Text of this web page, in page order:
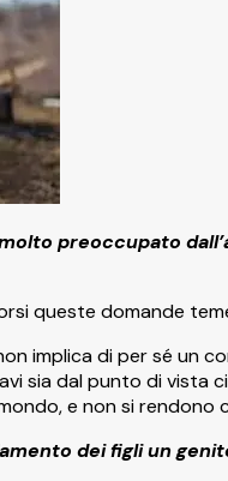
preoccupato
queste domande
implica di per sé un
sia dal punto di vista
e non si rendono
dei figli un